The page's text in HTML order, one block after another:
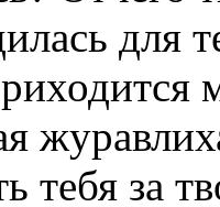
для
тебя за